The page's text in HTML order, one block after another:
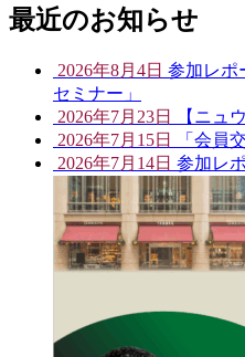
最近のお知らせ
2026年8月4日 参加レポ
セミナー」
2026年7月23日
【ニュ
2026年7月15日
「会員
2026年7月14日 参加レ